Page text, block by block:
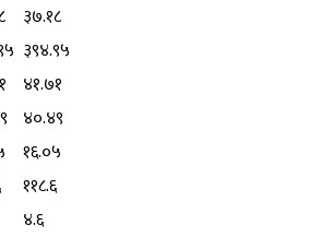
३७.१८
३९४.९५
४१.७१
४०.४९
१६.०५
११८.६
४.६